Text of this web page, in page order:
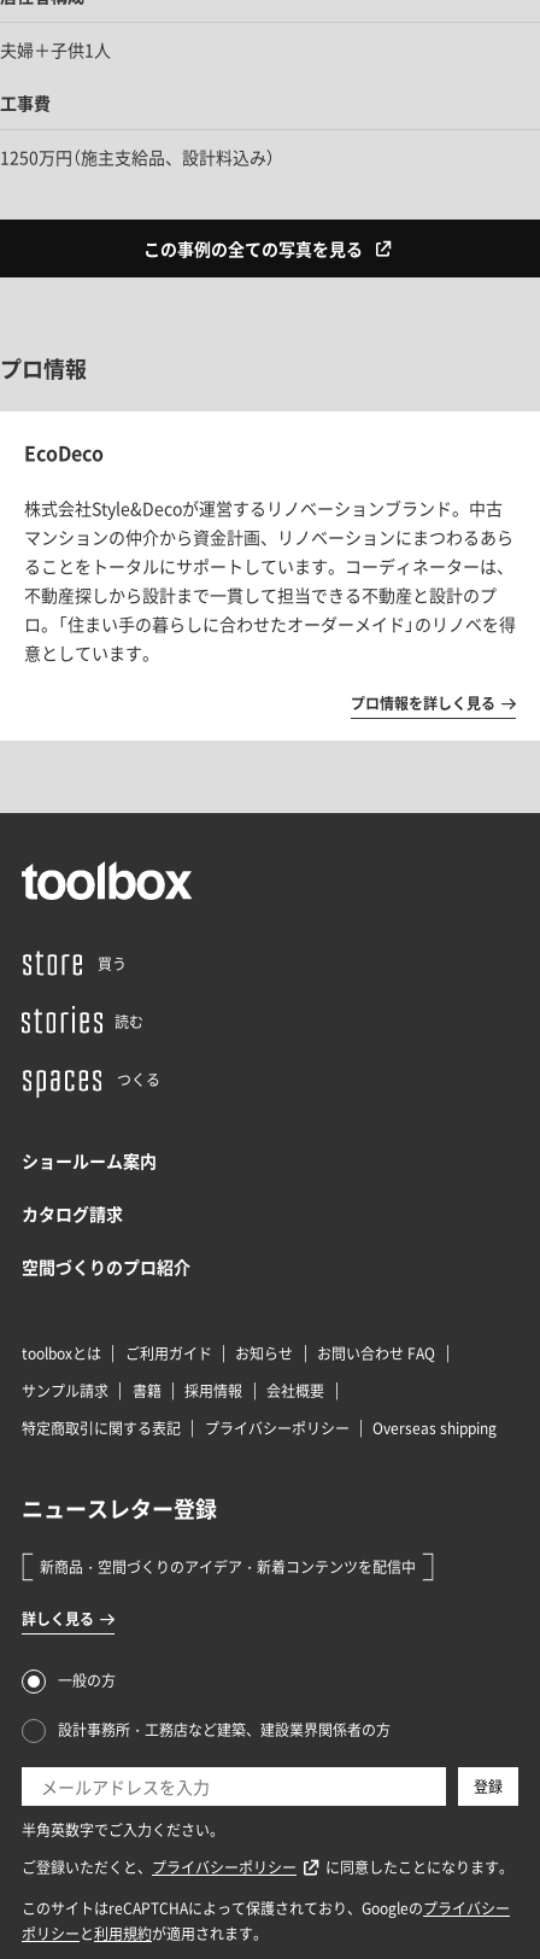
夫婦＋子供1人
工事費
1250万円（施主支給品、設計料込み）
この事例の全ての写真を見る
プロ情報
EcoDeco
株式会社Style&Decoが運営するリノベーションブランド。中古
マンションの仲介から資金計画、リノベーションにまつわるあら
ることをトータルにサポートしています。コーディネーターは、
不動産探しから設計まで一貫して担当できる不動産と設計のプ
ロ。「住まい手の暮らしに合わせたオーダーメイド」のリノベを得
意としています。
プロ情報を詳しく見る
買う
読む
つくる
ショールーム案内
カタログ請求
空間づくりのプロ紹介
toolboxとは ご利用ガイド お知らせ
お問い合わせ FAQ
サンプル請求
書籍 採用情報
会社概要
特定商取引に関する表記
プライバシーポリシー Overseas shipping